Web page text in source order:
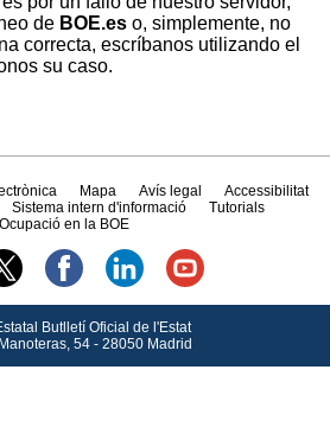
de BOE.es o, simplemente, no
correcta, escríbanos utilizando el
su caso.
Mapa Avís legal
Accessibilitat
Sistema intern d'informació
Tutorials
Ocupació en la BOE
Butlletí Oficial de l'Estat
54 - 28050 Madrid